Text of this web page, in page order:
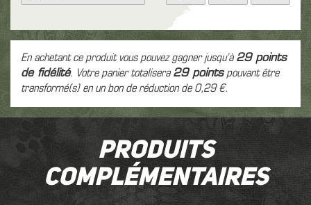
En achetant ce produit vous pouvez gagner jusqu'à29points
de fidélité. Votre panier totalisera29pointspouvant être
transformé(s) en un bon de réduction de 0,29 €.
Produits
complémentaires